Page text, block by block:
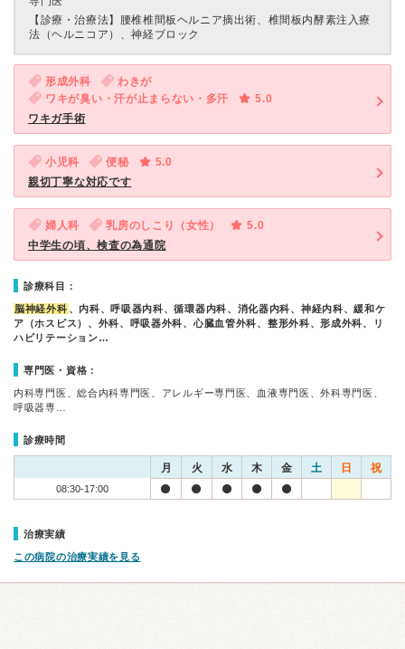
【診療・治療法】
腰椎椎間板ヘルニア摘出術、椎間板内酵素注入療
法（ヘルニコア）、神経ブロック
形成外科
わきが
ワキが臭い・汗が止まらない・多汗
5.0
ワキガ手術
小児科 便秘
5.0
親切丁寧な対応です
婦人科 乳房のしこり（女性）
5.0
中学生の頃、検査の為通院
診療科目：
脳神経外科 、内科、呼吸器内科、循環器内科、消化器内科、神経内科、緩和ケ
ア（ホスピス）、外科、呼吸器外科、心臓血管外科、整形外科、形成外科、リ
ハビリテーション…
専門医・資格：
内科専門医、総合内科専門医、アレルギー専門医、血液専門医、外科専門医、
呼吸器専…
診療時間
月 火 水 木 金 土 日 祝
08:30-17:00
治療実績
この病院の治療実績を見る